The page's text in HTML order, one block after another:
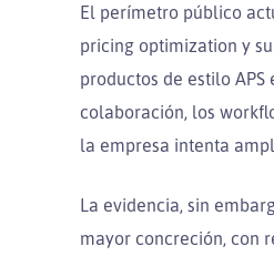
El perímetro público
pricing optimization y
productos de estilo
colaboración, los
la empresa intenta
La evidencia, sin
mayor concreción, con